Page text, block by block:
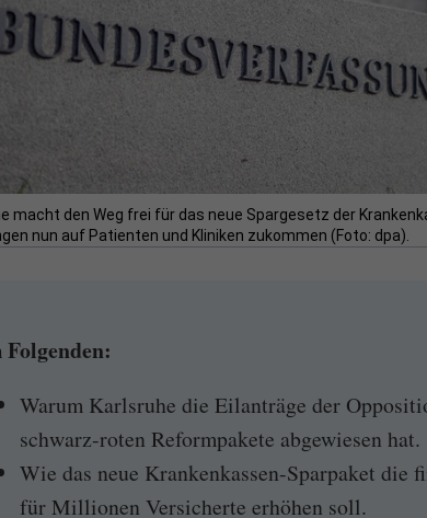
macht den Weg frei für das neue Spargesetz der
nun auf Patienten und Kliniken zukommen (Foto: dpa).
Warum Karlsruhe die Eilanträge der
schwarz-roten Reformpakete abgewiesen hat.
Wie das neue Krankenkassen-Sparpaket die
für Millionen Versicherte erhöhen soll.